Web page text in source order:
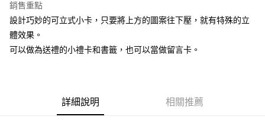
銷售重點
設計巧妙的可立式小卡，只要將上方的圖案往下壓，就有特殊的立
體效果。
可以做為送禮的小禮卡和書籤，也可以當做留言卡。
詳細說明 相關推薦